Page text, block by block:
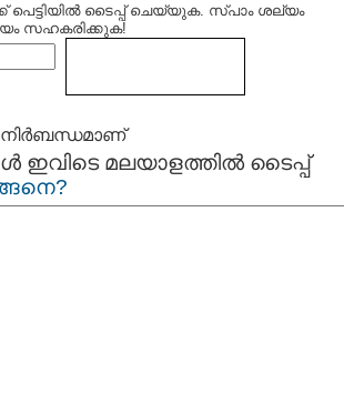
പെട്ടിയില്‍ ടൈപ്പ്‌ ചെയ്യുക. സ്പാം ശല്യം
സഹകരിക്കുക!
ഇവിടെ മലയാളത്തില്‍ ടൈപ്പ്